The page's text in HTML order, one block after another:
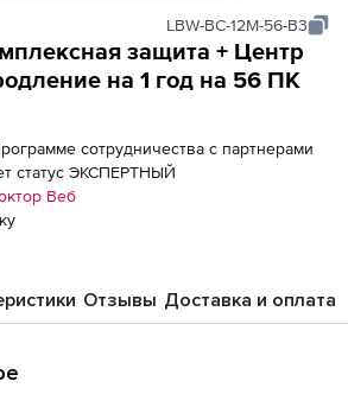
LBW-BC-12M-56-B3
защита + Центр
на 1 год на 56 ПК
сотрудничества с партнерами
статус ЭКСПЕРТНЫЙ
Веб
Отзывы Доставка и оплата